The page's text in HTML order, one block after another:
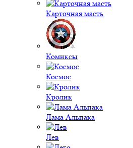
Карточная масть
Комиксы
Космос
Кролик
Лама Альпака
Лев